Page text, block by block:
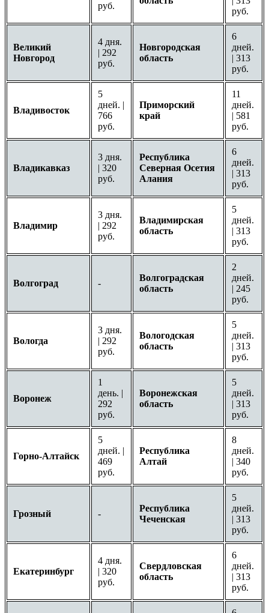
руб.
руб.
Великий
Новгород
4 дня.
| 292
руб.
Новгородская
область
6
дней.
| 313
руб.
Владивосток
5
дней. |
766
руб.
Приморский
край
11
дней.
| 581
руб.
Владикавказ
3 дня.
| 320
руб.
Республика
Северная Осетия
Алания
6
дней.
| 313
руб.
Владимир
3 дня.
| 292
руб.
Владимирская
область
5
дней.
| 313
руб.
Волгоград -
Волгоградская
область
2
дней.
| 245
руб.
Вологда
3 дня.
| 292
руб.
Вологодская
область
5
дней.
| 313
руб.
Воронеж
1
день. |
292
руб.
Воронежская
область
5
дней.
| 313
руб.
Горно-Алтайск
5
дней. |
469
руб.
Республика
Алтай
8
дней.
| 340
руб.
Грозный -
Республика
Чеченская
5
дней.
| 313
руб.
Екатеринбург
4 дня.
| 320
руб.
Свердловская
область
6
дней.
| 313
руб.